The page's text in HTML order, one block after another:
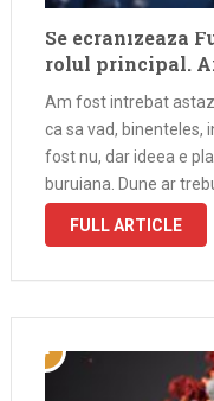
Se ecranizeaza
rolul principal.
Am fost intrebat
ca sa vad, binenteles,
fost nu, dar ideea e
buruiana. Dune ar
trebui …
FULL ARTICLE